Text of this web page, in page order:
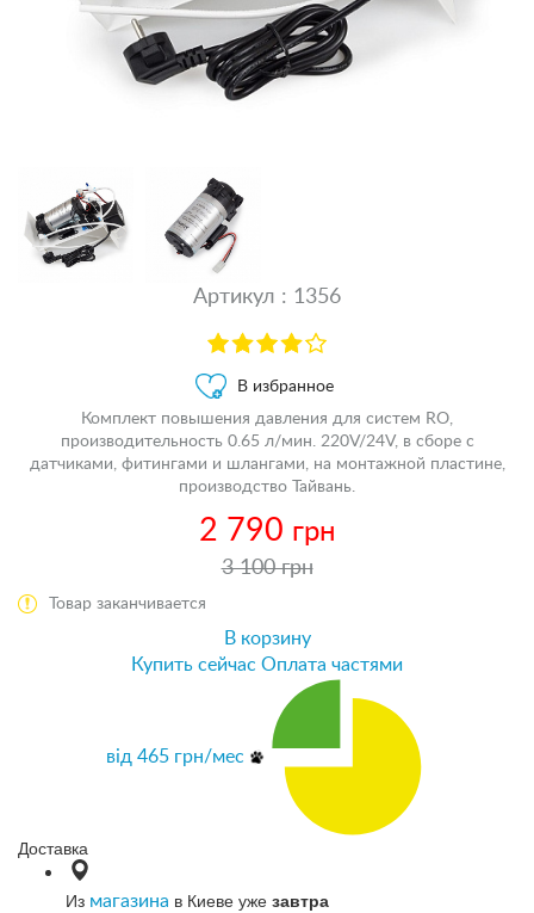
Артикул : 1356
В избранное
Комплект повышения давления для систем RO,
производительность 0.65 л/мин. 220V/24V, в сборе с
датчиками, фитингами и шлангами, на монтажной пластине,
производство Тайвань.
2 790 грн
3 100 грн
Товар заканчивается
В корзину
Купить сейчас Оплата частями
від 465 грн/мес
Доставка
Из магазина в Киеве уже завтра